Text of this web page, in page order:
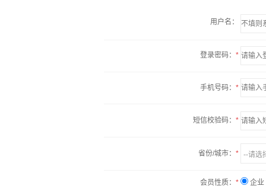
用户名：
登录密码： *
手机号码： *
短信校验码： *
省份/城市： *
会员性质： * 企业